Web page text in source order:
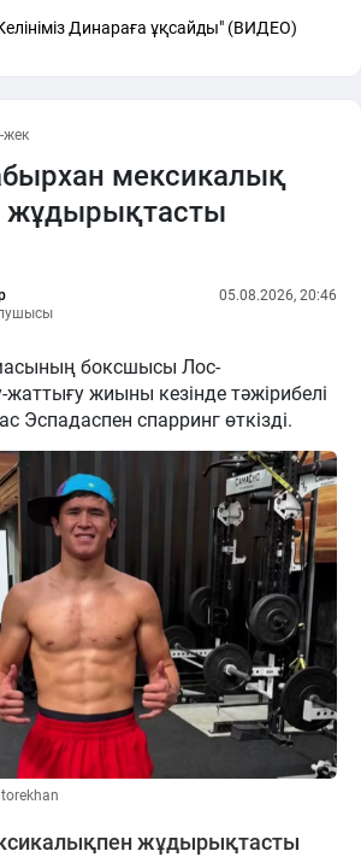
Динараға ұқсайды" (ВИДЕО)
жек
мексикалық
05.08.2026, 20:46
боксшысы Лос-
жаттығу жиыны кезінде тәжірибелі
Эспадаспен спарринг өткізді.
жұдырықтасты